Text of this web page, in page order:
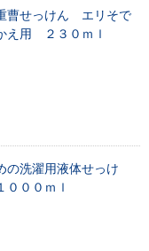
曹せっけん エリそで
え用 ２３０ｍｌ
洗濯用液体せっけ
００ｍｌ